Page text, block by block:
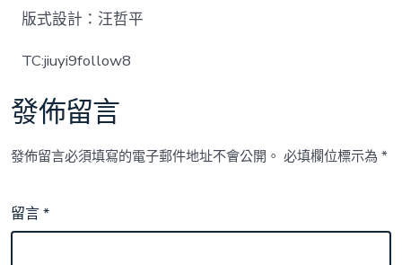
版式設計：汪哲平
TC:jiuyi9follow8
發佈留言
發佈留言必須填寫的電子郵件地址不會公開。 必填欄位標示為*
留言*